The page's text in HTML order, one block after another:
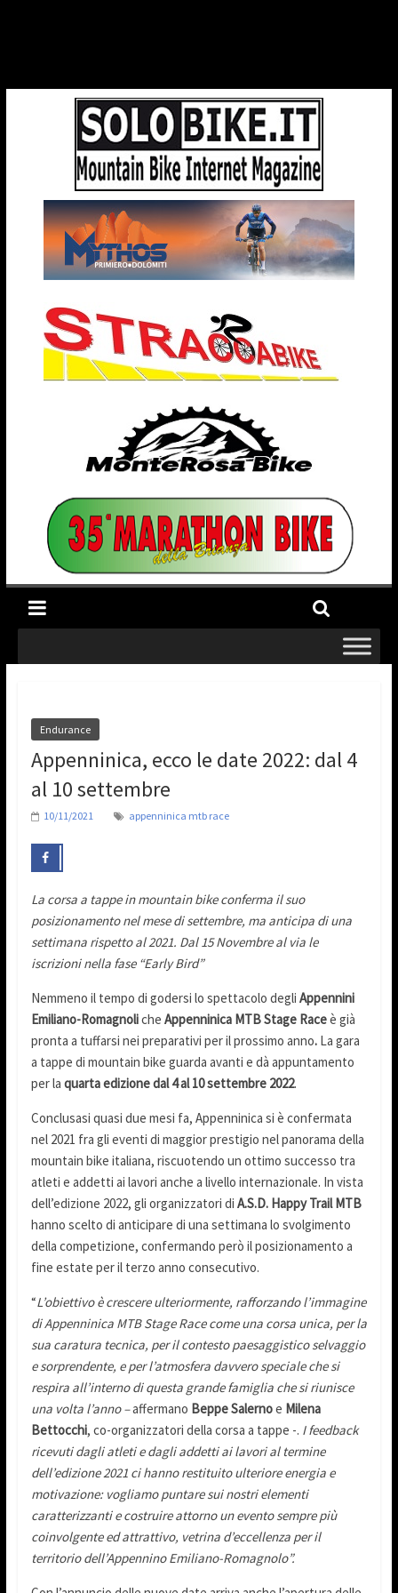
Endurance
Appenninica, ecco le date 2022: dal 4
al 10 settembre
10/11/2021 appenninica mtb race
La corsa a tappe in mountain bike conferma il suo
posizionamento nel mese di settembre, ma anticipa di una
settimana rispetto al 2021. Dal 15 Novembre al via le
iscrizioni nella fase “Early Bird”
Nemmeno il tempo di godersi lo spettacolo degli Appennini
Emiliano-Romagnoliche Appenninica MTB Stage Raceè già
pronta a tuffarsi nei preparativi per il prossimo anno.La gara
a tappe di mountain bike guarda avanti e dà appuntamento
per la quarta edizione dal 4 al 10 settembre 2022.
Conclusasi quasi due mesi fa, Appenninica si è confermata
nel 2021 fra gli eventi di maggior prestigio nel panorama della
mountain bike italiana, riscuotendo un ottimo successo tra
atleti e addetti ai lavori anche a livello internazionale. In vista
dell’edizione 2022, gli organizzatori di A.S.D. Happy Trail MTB
hanno scelto di anticipare di una settimana lo svolgimento
della competizione, confermando però il posizionamento a
fine estate per il terzo anno consecutivo.
“L’obiettivo è crescere ulteriormente, rafforzando l’immagine
di Appenninica MTB Stage Race come una corsa unica, per la
sua caratura tecnica, per il contesto paesaggistico selvaggio
e sorprendente, e per l’atmosfera davvero speciale che si
respira all’interno di questa grande famiglia che si riunisce
una volta l’anno –affermano Beppe Salernoe Milena
Bettocchi, co-organizzatori della corsa a tappe -. I feedback
ricevuti dagli atleti e dagli addetti ai lavori al termine
dell’edizione 2021 ci hanno restituito ulteriore energia e
motivazione: vogliamo puntare sui nostri elementi
caratterizzanti e costruire attorno un evento sempre più
coinvolgente ed attrattivo, vetrina d’eccellenza per il
territorio dell’Appennino Emiliano-Romagnolo”.